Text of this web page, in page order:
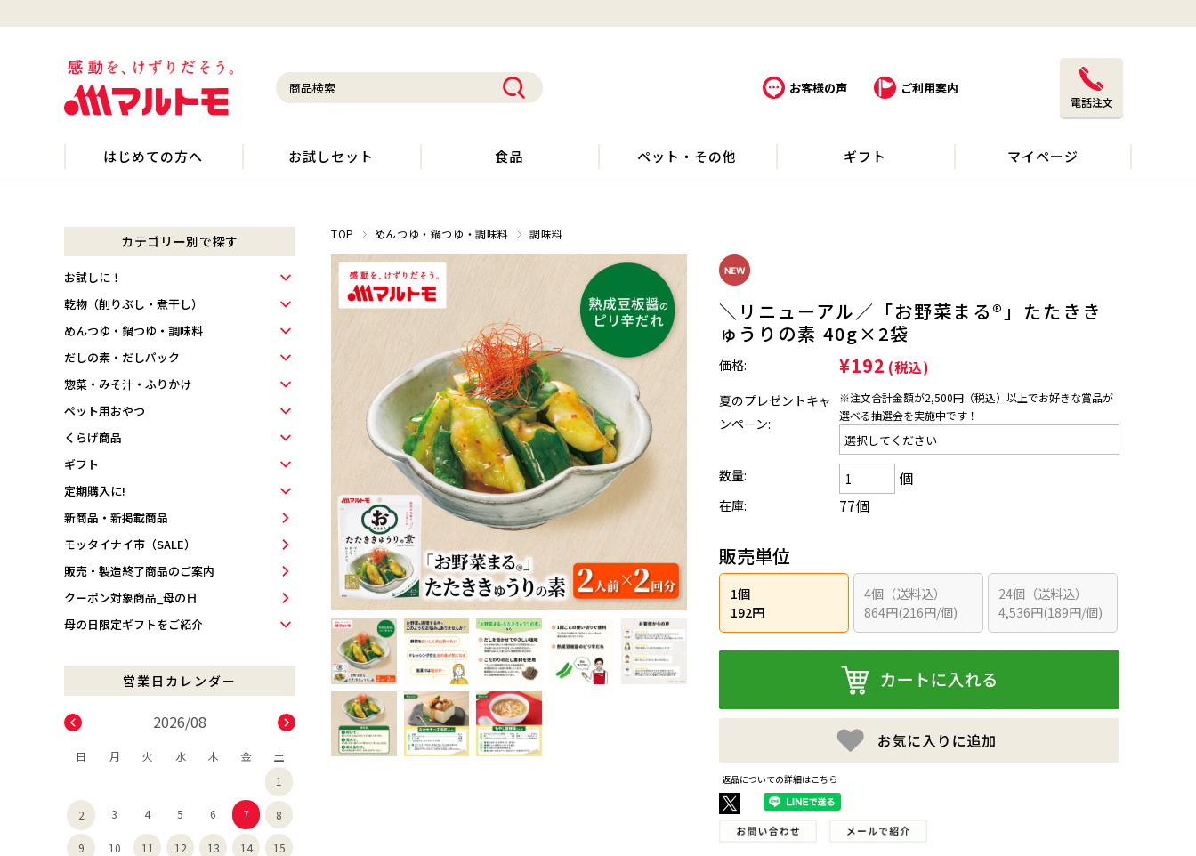
お客様の声 ご利用案内
電話注文
はじめての方へ お試しセット 食品 ペット・その他 ギフト マイページ
TOP めんつゆ・鍋つゆ・調味料 調味料
＼リニューアル／「お野菜まる®」たたきき
ゅうりの素 40g×2袋
価格: ¥192 (税込)
夏のプレゼントキャ
ンペーン:
※注文合計金額が2,500円（税込）以上でお好きな賞品が
選べる抽選会を実施中です！
数量: 個
在庫: 77個
販売単位
1個
192円
4個（送料込）
864円(216円/個)
24個（送料込）
4,536円(189円/個)
返品についての詳細はこちら
カテゴリー別で探す
お試しに！
乾物（削りぶし・煮干し）
めんつゆ・鍋つゆ・調味料
だしの素・だしパック
惣菜・みそ汁・ふりかけ
ペット用おやつ
くらげ商品
ギフト
定期購入に!
新商品・新掲載商品
モッタイナイ市（SALE）
販売・製造終了商品のご案内
クーポン対象商品_母の日
母の日限定ギフトをご紹介
2026/08
日 月 火 水 木 金
土
1
2 3 4 5 6 7 8
9 10 11 12 13 14 15